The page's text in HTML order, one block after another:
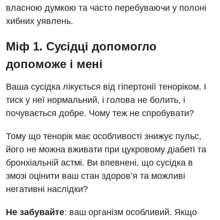
власною думкою та часто перебуваючи у полоні
хибних уявлень.
Міф 1. Сусідці допомогло
допоможе і мені
Ваша сусідка лікується від гіпертонії теноріком. І
тиск у неї нормальний, і голова не болить, і
почувається добре. Чому теж не спробувати?
Тому що тенорік має особливості знижує пульс,
його не можна вживати при цукровому діабеті та
бронхіальній астмі. Ви впевнені, що сусідка в
змозі оцінити ваш стан здоров’я та можливі
негативні наслідки?
Не забувайте: ваш організм особливий. Якщо